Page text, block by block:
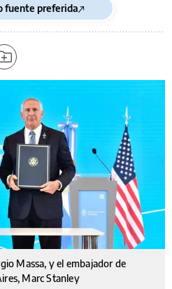
fuente preferida
Massa, y el embajador de
Marc Stanley